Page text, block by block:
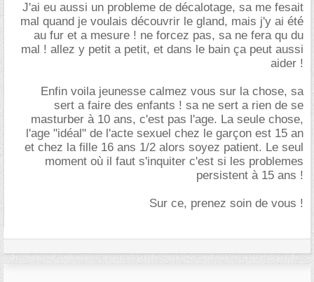
J'ai eu aussi un probleme de décalotage, sa me fesait
mal quand je voulais découvrir le gland, mais j'y ai été
au fur et a mesure ! ne forcez pas, sa ne fera qu du
mal ! allez y petit a petit, et dans le bain ça peut aussi
aider !
Enfin voila jeunesse calmez vous sur la chose, sa
sert a faire des enfants ! sa ne sert a rien de se
masturber à 10 ans, c'est pas l'age. La seule chose,
l'age "idéal" de l'acte sexuel chez le garçon est 15 an
et chez la fille 16 ans 1/2 alors soyez patient. Le seul
moment où il faut s'inquiter c'est si les problemes
persistent à 15 ans !
Sur ce, prenez soin de vous !